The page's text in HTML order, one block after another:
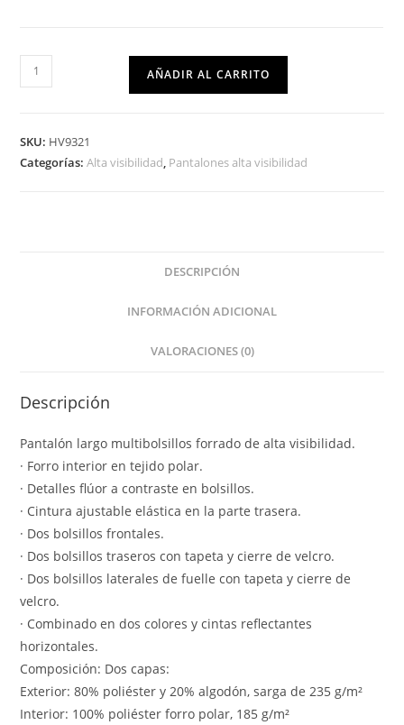
AÑADIR AL CARRITO
SKU: HV9321
Categorías:Alta visibilidad Pantalones alta visibilidad
DESCRIPCIÓN
INFORMACIÓN ADICIONAL
VALORACIONES (0)
Descripción
Pantalón largo multibolsillos forrado de alta visibilidad.
· Forro interior en tejido polar.
· Detalles flúor a contraste en bolsillos.
· Cintura ajustable elástica en la parte trasera.
· Dos bolsillos frontales.
· Dos bolsillos traseros con tapeta y cierre de velcro.
· Dos bolsillos laterales de fuelle con tapeta y cierre de
velcro.
· Combinado en dos colores y cintas reflectantes
horizontales.
Composición: Dos capas:
Exterior: 80% poliéster y 20% algodón, sarga de 235 g/m²
Interior: 100% poliéster forro polar, 185 g/m²